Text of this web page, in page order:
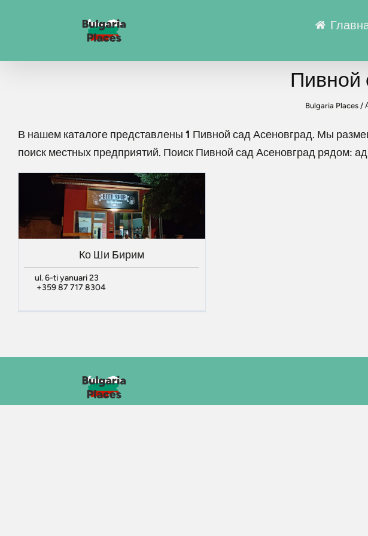
Пивной
Bulgaria Places/
В нашем каталоге представлены 1 Пивной сад Асеновград. Мы
поиск местных предприятий. Поиск Пивной сад Асеновград рядом:
Ко Ши Бирим
ul. 6-ti yanuari 23
+359 87 717 8304